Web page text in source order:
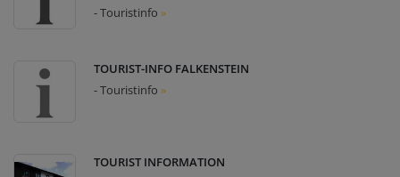
- Touristinfo »
TOURIST-INFO FALKENSTEIN
- Touristinfo »
TOURIST INFORMATION